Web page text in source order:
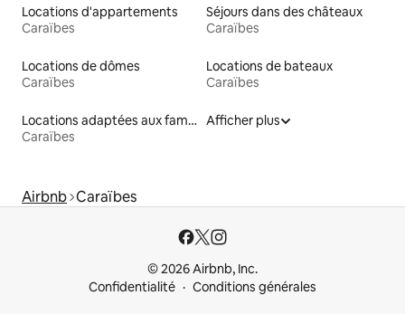
Locations d'appartements
Caraïbes
Séjours dans des châteaux
Caraïbes
Locations de dômes
Caraïbes
Locations de bateaux
Caraïbes
Locations adaptées aux familles
Caraïbes
Afficher plus
Airbnb Caraïbes
© 2026 Airbnb, Inc.
Confidentialité
Conditions générales